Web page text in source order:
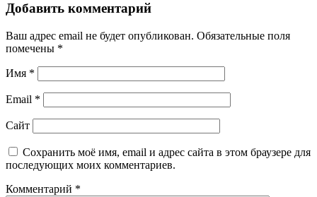
Добавить комментарий
Ваш адрес email не будет опубликован. Обязательные поля
помечены *
Имя *
Email *
Сайт
Сохранить моё имя, email и адрес сайта в этом браузере для
последующих моих комментариев.
Комментарий *